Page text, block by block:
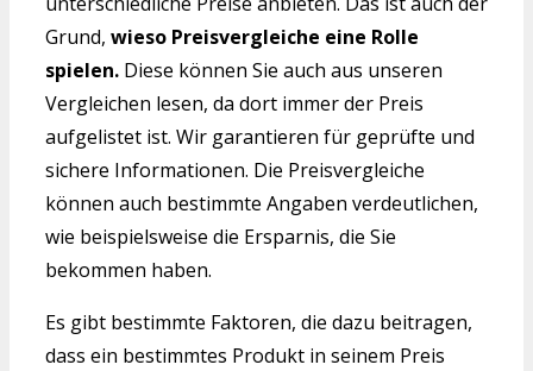
Grund, wieso Preisvergleiche eine Rolle
spielen. Diese können Sie auch aus unseren
Vergleichen lesen, da dort immer der Preis
aufgelistet ist. Wir garantieren für geprüfte und
sichere Informationen. Die Preisvergleiche
können auch bestimmte Angaben verdeutlichen,
wie beispielsweise die Ersparnis, die Sie
bekommen haben.
Es gibt bestimmte Faktoren, die dazu beitragen,
dass ein bestimmtes Produkt in seinem Preis